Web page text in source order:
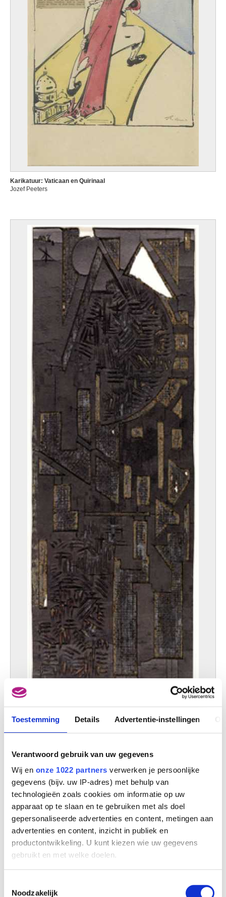
Toestemming Details Advertentie-instellingen
Verantwoord gebruik van uw gegevens
Wij en onze 1022 partners verwerken je persoonlijke
gegevens (bijv. uw IP-adres) met behulp van
technologieën zoals cookies om informatie op uw
apparaat op te slaan en te gebruiken met als doel
gepersonaliseerde advertenties en content, metingen aan
advertenties en content, inzicht in publiek en
productontwikkeling. U kunt kiezen wie uw gegevens
gebruikt en met welke doelen.
Informatie verzamelen over uw geografische
Noodzakelijk
Karikatuur: Vaticaan en Quirinaal
Jozef Peeters